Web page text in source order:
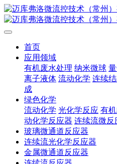
首页
应用领域
有机废水处理 纳米微球
离子液体 流动化学 连续
成
绿色化学
流动化学 光化学反应 有
动化学反应器 连续流微反
玻璃微通道反应器
连续流光化学反应器
金属微通道反应器